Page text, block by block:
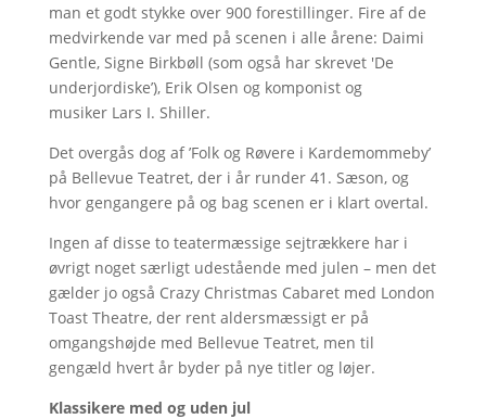
man et godt stykke over 900 forestillinger. Fire af de
medvirkende var med på scenen i alle årene: Daimi
Gentle, Signe Birkbøll (som også har skrevet 'De
underjordiske’), Erik Olsen og komponist og
musiker Lars I. Shiller.
Det overgås dog af ’Folk og Røvere i Kardemommeby’
på Bellevue Teatret, der i år runder 41. Sæson, og
hvor gengangere på og bag scenen er i klart overtal.
Ingen af disse to teatermæssige sejtrækkere har i
øvrigt noget særligt udestående med julen – men det
gælder jo også Crazy Christmas Cabaret med London
Toast Theatre, der rent aldersmæssigt er på
omgangshøjde med Bellevue Teatret, men til
gengæld hvert år byder på nye titler og løjer.
Klassikere med og uden jul